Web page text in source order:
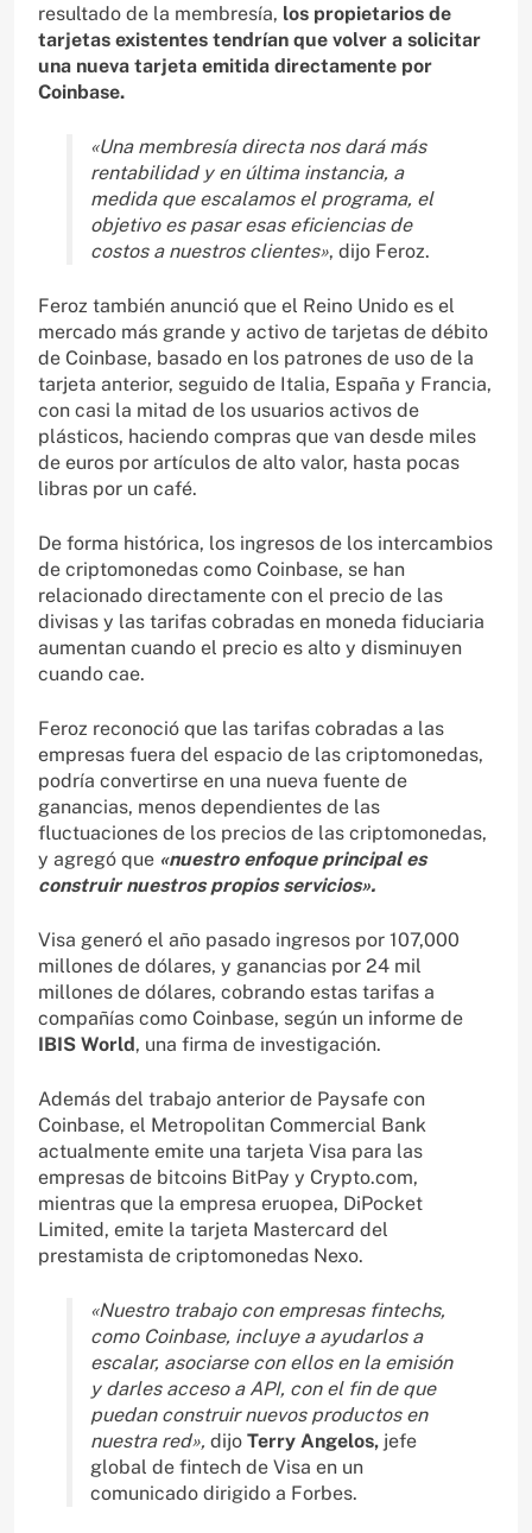
resultado de la membresía, los propietarios de
tarjetas existentes tendrían que volver a solicitar
una nueva tarjeta emitida directamente por
Coinbase.
«Una membresía directa nos dará más
rentabilidad y en última instancia, a
medida que escalamos el programa, el
objetivo es pasar esas eficiencias de
costos a nuestros clientes», dijo Feroz.
Feroz también anunció que el Reino Unido es el
mercado más grande y activo de tarjetas de débito
de Coinbase, basado en los patrones de uso de la
tarjeta anterior, seguido de Italia, España y Francia,
con casi la mitad de los usuarios activos de
plásticos, haciendo compras que van desde miles
de euros por artículos de alto valor, hasta pocas
libras por un café.
De forma histórica, los ingresos de los intercambios
de criptomonedas como Coinbase, se han
relacionado directamente con el precio de las
divisas y las tarifas cobradas en moneda fiduciaria
aumentan cuando el precio es alto y disminuyen
cuando cae.
Feroz reconoció que las tarifas cobradas a las
empresas fuera del espacio de las criptomonedas,
podría convertirse en una nueva fuente de
ganancias, menos dependientes de las
fluctuaciones de los precios de las criptomonedas,
y agregó que «nuestro enfoque principal es
construir nuestros propios servicios».
Visa generó el año pasado ingresos por 107,000
millones de dólares, y ganancias por 24 mil
millones de dólares, cobrando estas tarifas a
compañías como Coinbase, según un informe de
IBIS World, una firma de investigación.
Además del trabajo anterior de Paysafe con
Coinbase, el Metropolitan Commercial Bank
actualmente emite una tarjeta Visa para las
empresas de bitcoins BitPay y Crypto.com,
mientras que la empresa eruopea, DiPocket
Limited, emite la tarjeta Mastercard del
prestamista de criptomonedas Nexo.
«Nuestro trabajo con empresas fintechs,
como Coinbase, incluye a ayudarlos a
escalar, asociarse con ellos en la emisión
y darles acceso a API, con el fin de que
puedan construir nuevos productos en
nuestra red», dijo Terry Angelos, jefe
global de fintech de Visa en un
comunicado dirigido a Forbes.